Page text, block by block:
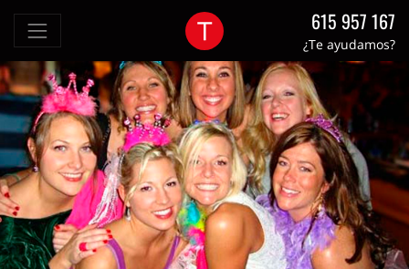
615 957 167
¿Te ayudamos?